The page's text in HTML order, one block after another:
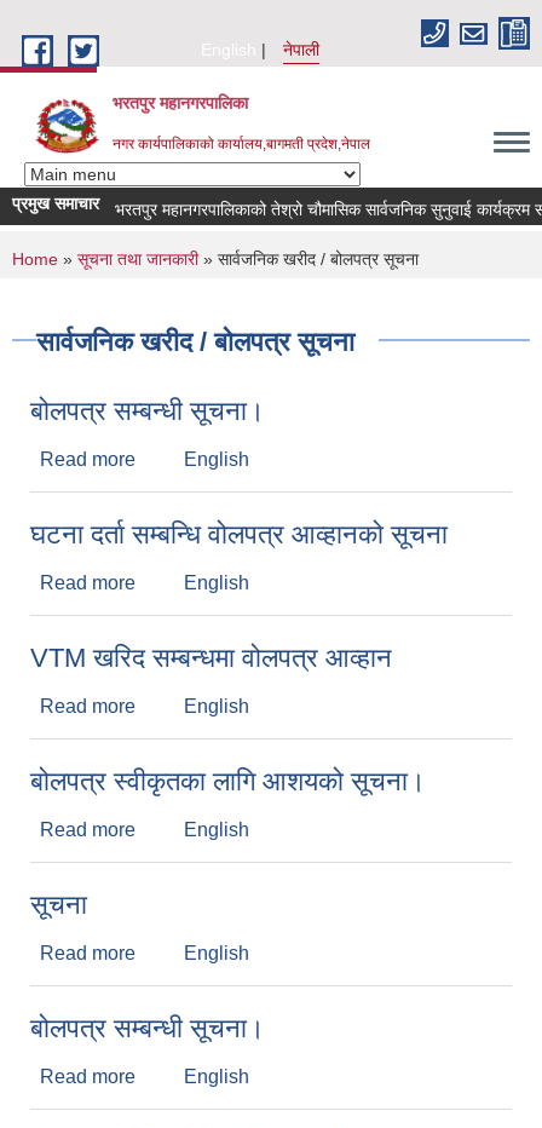
English
नेपाली
भरतपुर महानगरपालिका
नगर कार्यपालिकाको कार्यालय,बागमती प्रदेश,नेपाल
प्रमुख समाचारभरतपुर महानगरपालिकाको तेश्रो चौमासिक सार्वजनिक सुनुवाई कार्यक्रम
You are here
Home » सूचना तथा जानकारी» सार्वजनिक खरीद / बोलपत्र सूचना
सार्वजनिक खरीद / बोलपत्र सूचना
बोलपत्र सम्बन्धी सूचना।
Read more about बोलपत्र सम्बन्धी सूचना।
English
घटना दर्ता सम्बन्धि वोलपत्र आव्हानको सूचना
Read more about घटना दर्ता सम्बन्धि वोलपत्र आव्हानको सूचना
English
VTM खरिद सम्बन्धमा वोलपत्र आव्हान
Read more about VTM खरिद सम्बन्धमा वोलपत्र आव्हान
English
बोलपत्र स्वीकृतका लागि आशयको सूचना।
Read more about बोलपत्र स्वीकृतका लागि आशयको सूचना।
English
सूचना
Read more about सूचना
English
बोलपत्र सम्बन्धी सूचना।
Read more about बोलपत्र सम्बन्धी सूचना।
English